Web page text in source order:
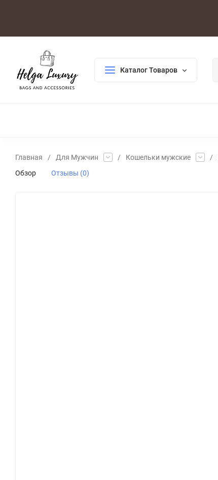
Каталог Товаров
Главная / Для Мужчин / Кошельки мужские /
Обзор
Отзывы (0)